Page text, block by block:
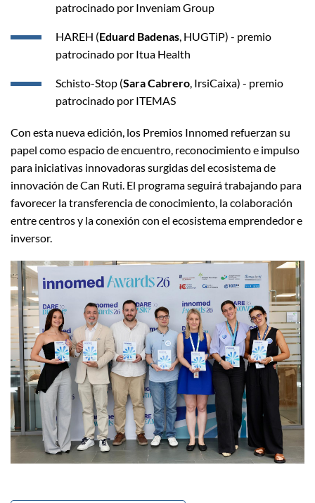
patrocinado por Inveniam Group
HAREH (Eduard Badenas, HUGTiP) - premio
patrocinado por Itua Health
Schisto-Stop (Sara Cabrero, IrsiCaixa) - premio
patrocinado por ITEMAS
Con esta nueva edición, los Premios Innomed refuerzan su
papel como espacio de encuentro, reconocimiento e impulso
para iniciativas innovadoras surgidas del ecosistema de
innovación de Can Ruti. El programa seguirá trabajando para
favorecer la transferencia de conocimiento, la colaboración
entre centros y la conexión con el ecosistema emprendedor e
inversor.